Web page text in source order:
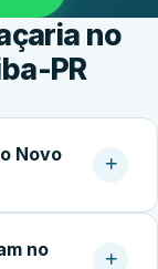
no
PR
Novo
da
no